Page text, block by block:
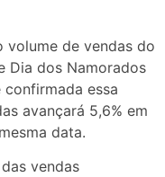
volume de vendas do
Dia dos Namorados
essa
avançará 5,6% em
data.
vendas